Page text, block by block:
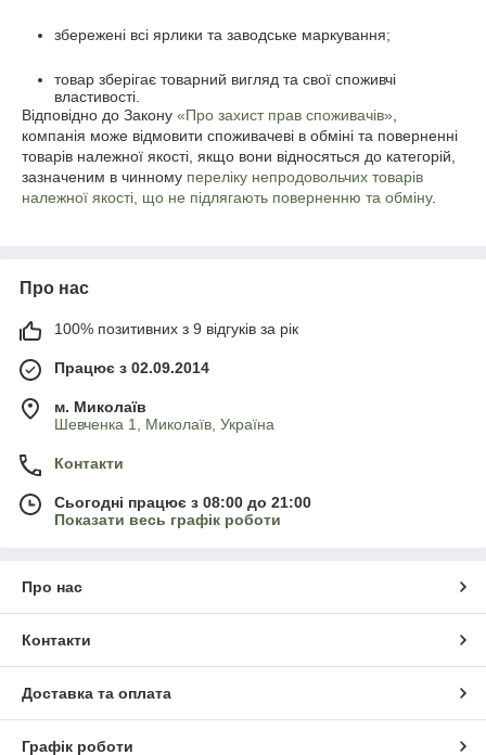
збережені всі ярлики та заводське маркування;
товар зберігає товарний вигляд та свої споживчі
властивості.
Відповідно до Закону «Про захист прав споживачів»
компанія може відмовити споживачеві в обміні та поверненні
товарів належної якості, якщо вони відносяться до категорій,
зазначеним в чинному переліку непродовольчих товарів
належної якості, що не підлягають поверненню та обміну.
Про нас
100% позитивних з 9 відгуків за рік
Працює з 02.09.2014
м. Миколаїв
Шевченка 1, Миколаїв, Україна
Контакти
Сьогодні працює з 08:00 до 21:00
Показати весь графік роботи
Про нас
Контакти
Доставка та оплата
Графік роботи